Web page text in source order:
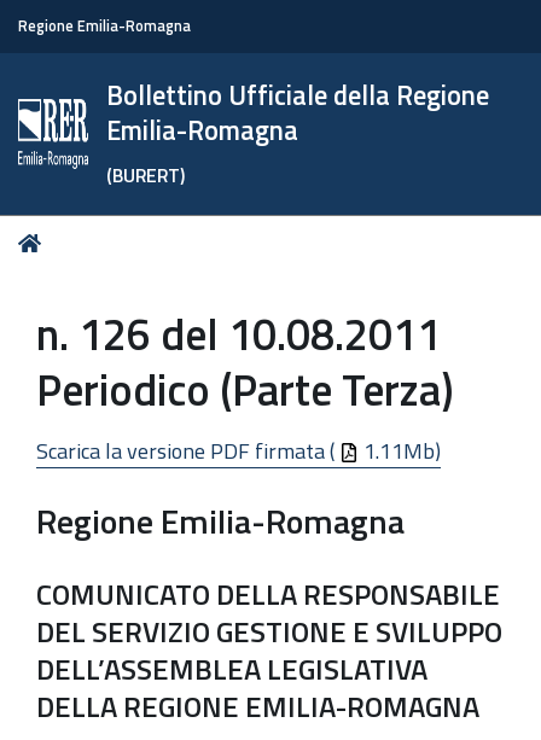
Regione Emilia-Romagna
Bollettino Ufficiale della Regione
Emilia-Romagna
(BURERT)
Tu
n. 126 del 10.08.2011
Periodico (Parte Terza)
Scarica la versione PDF firmata ( 1.11Mb)
Regione Emilia-Romagna
COMUNICATO DELLA RESPONSABILE
DEL SERVIZIO GESTIONE E SVILUPPO
DELL’ASSEMBLEA LEGISLATIVA
DELLA REGIONE EMILIA-ROMAGNA